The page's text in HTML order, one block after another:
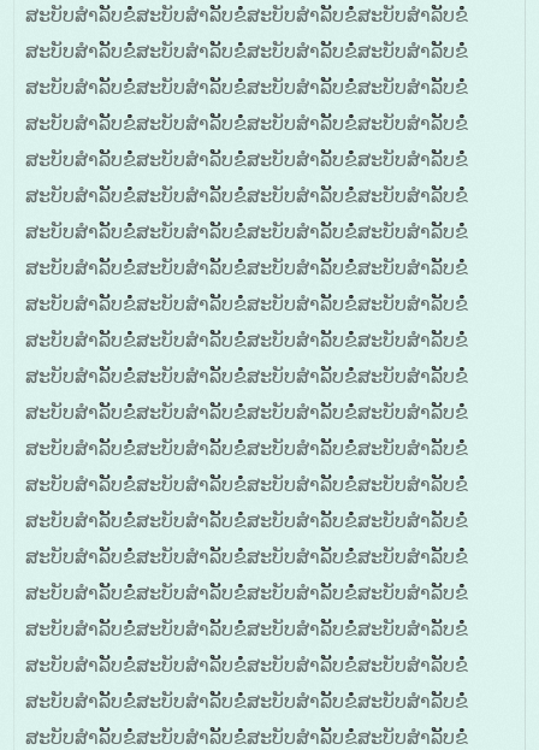
ສະບັບສໍາລັັບຂໍໍໍສະບັບສໍາລັັບຂໍໍໍສະບັບສໍາລັັບຂໍໍໍສະບັບສໍາລັັບຂໍໍໍ
ສະບັບສໍາລັັບຂໍໍໍສະບັບສໍາລັັບຂໍໍໍສະບັບສໍາລັັບຂໍໍໍສະບັບສໍາລັັບຂໍໍໍ
ສະບັບສໍາລັັບຂໍໍໍສະບັບສໍາລັັບຂໍໍໍສະບັບສໍາລັັບຂໍໍໍສະບັບສໍາລັັບຂໍໍໍ
ສະບັບສໍາລັັບຂໍໍໍສະບັບສໍາລັັບຂໍໍໍສະບັບສໍາລັັບຂໍໍໍສະບັບສໍາລັັບຂໍໍໍ
ສະບັບສໍາລັັບຂໍໍໍສະບັບສໍາລັັບຂໍໍໍສະບັບສໍາລັັບຂໍໍໍສະບັບສໍາລັັບຂໍໍໍ
ສະບັບສໍາລັັບຂໍໍໍສະບັບສໍາລັັບຂໍໍໍສະບັບສໍາລັັບຂໍໍໍສະບັບສໍາລັັບຂໍໍໍ
ສະບັບສໍາລັັບຂໍໍໍສະບັບສໍາລັັບຂໍໍໍສະບັບສໍາລັັບຂໍໍໍສະບັບສໍາລັັບຂໍໍໍ
ສະບັບສໍາລັັບຂໍໍໍສະບັບສໍາລັັບຂໍໍໍສະບັບສໍາລັັບຂໍໍໍສະບັບສໍາລັັບຂໍໍໍ
ສະບັບສໍາລັັບຂໍໍໍສະບັບສໍາລັັບຂໍໍໍສະບັບສໍາລັັບຂໍໍໍສະບັບສໍາລັັບຂໍໍໍ
ສະບັບສໍາລັັບຂໍໍໍສະບັບສໍາລັັບຂໍໍໍສະບັບສໍາລັັບຂໍໍໍສະບັບສໍາລັັບຂໍໍໍ
ສະບັບສໍາລັັບຂໍໍໍສະບັບສໍາລັັບຂໍໍໍສະບັບສໍາລັັບຂໍໍໍສະບັບສໍາລັັບຂໍໍໍ
ສະບັບສໍາລັັບຂໍໍໍສະບັບສໍາລັັບຂໍໍໍສະບັບສໍາລັັບຂໍໍໍສະບັບສໍາລັັບຂໍໍໍ
ສະບັບສໍາລັັບຂໍໍໍສະບັບສໍາລັັບຂໍໍໍສະບັບສໍາລັັບຂໍໍໍສະບັບສໍາລັັບຂໍໍໍ
ສະບັບສໍາລັັບຂໍໍໍສະບັບສໍາລັັບຂໍໍໍສະບັບສໍາລັັບຂໍໍໍສະບັບສໍາລັັບຂໍໍໍ
ສະບັບສໍາລັັບຂໍໍໍສະບັບສໍາລັັບຂໍໍໍສະບັບສໍາລັັບຂໍໍໍສະບັບສໍາລັັບຂໍໍໍ
ສະບັບສໍາລັັບຂໍໍໍສະບັບສໍາລັັບຂໍໍໍສະບັບສໍາລັັບຂໍໍໍສະບັບສໍາລັັບຂໍໍໍ
ສະບັບສໍາລັັບຂໍໍໍສະບັບສໍາລັັບຂໍໍໍສະບັບສໍາລັັບຂໍໍໍສະບັບສໍາລັັບຂໍໍໍ
ສະບັບສໍາລັັບຂໍໍໍສະບັບສໍາລັັບຂໍໍໍສະບັບສໍາລັັບຂໍໍໍສະບັບສໍາລັັບຂໍໍໍ
ສະບັບສໍາລັັບຂໍໍໍສະບັບສໍາລັັບຂໍໍໍສະບັບສໍາລັັບຂໍໍໍສະບັບສໍາລັັບຂໍໍໍ
ສະບັບສໍາລັັບຂໍໍໍສະບັບສໍາລັັບຂໍໍໍສະບັບສໍາລັັບຂໍໍໍສະບັບສໍາລັັບຂໍໍໍ
ສະບັບສໍາລັັບຂໍໍໍສະບັບສໍາລັັບຂໍໍໍສະບັບສໍາລັັບຂໍໍໍສະບັບສໍາລັັບຂໍໍໍ